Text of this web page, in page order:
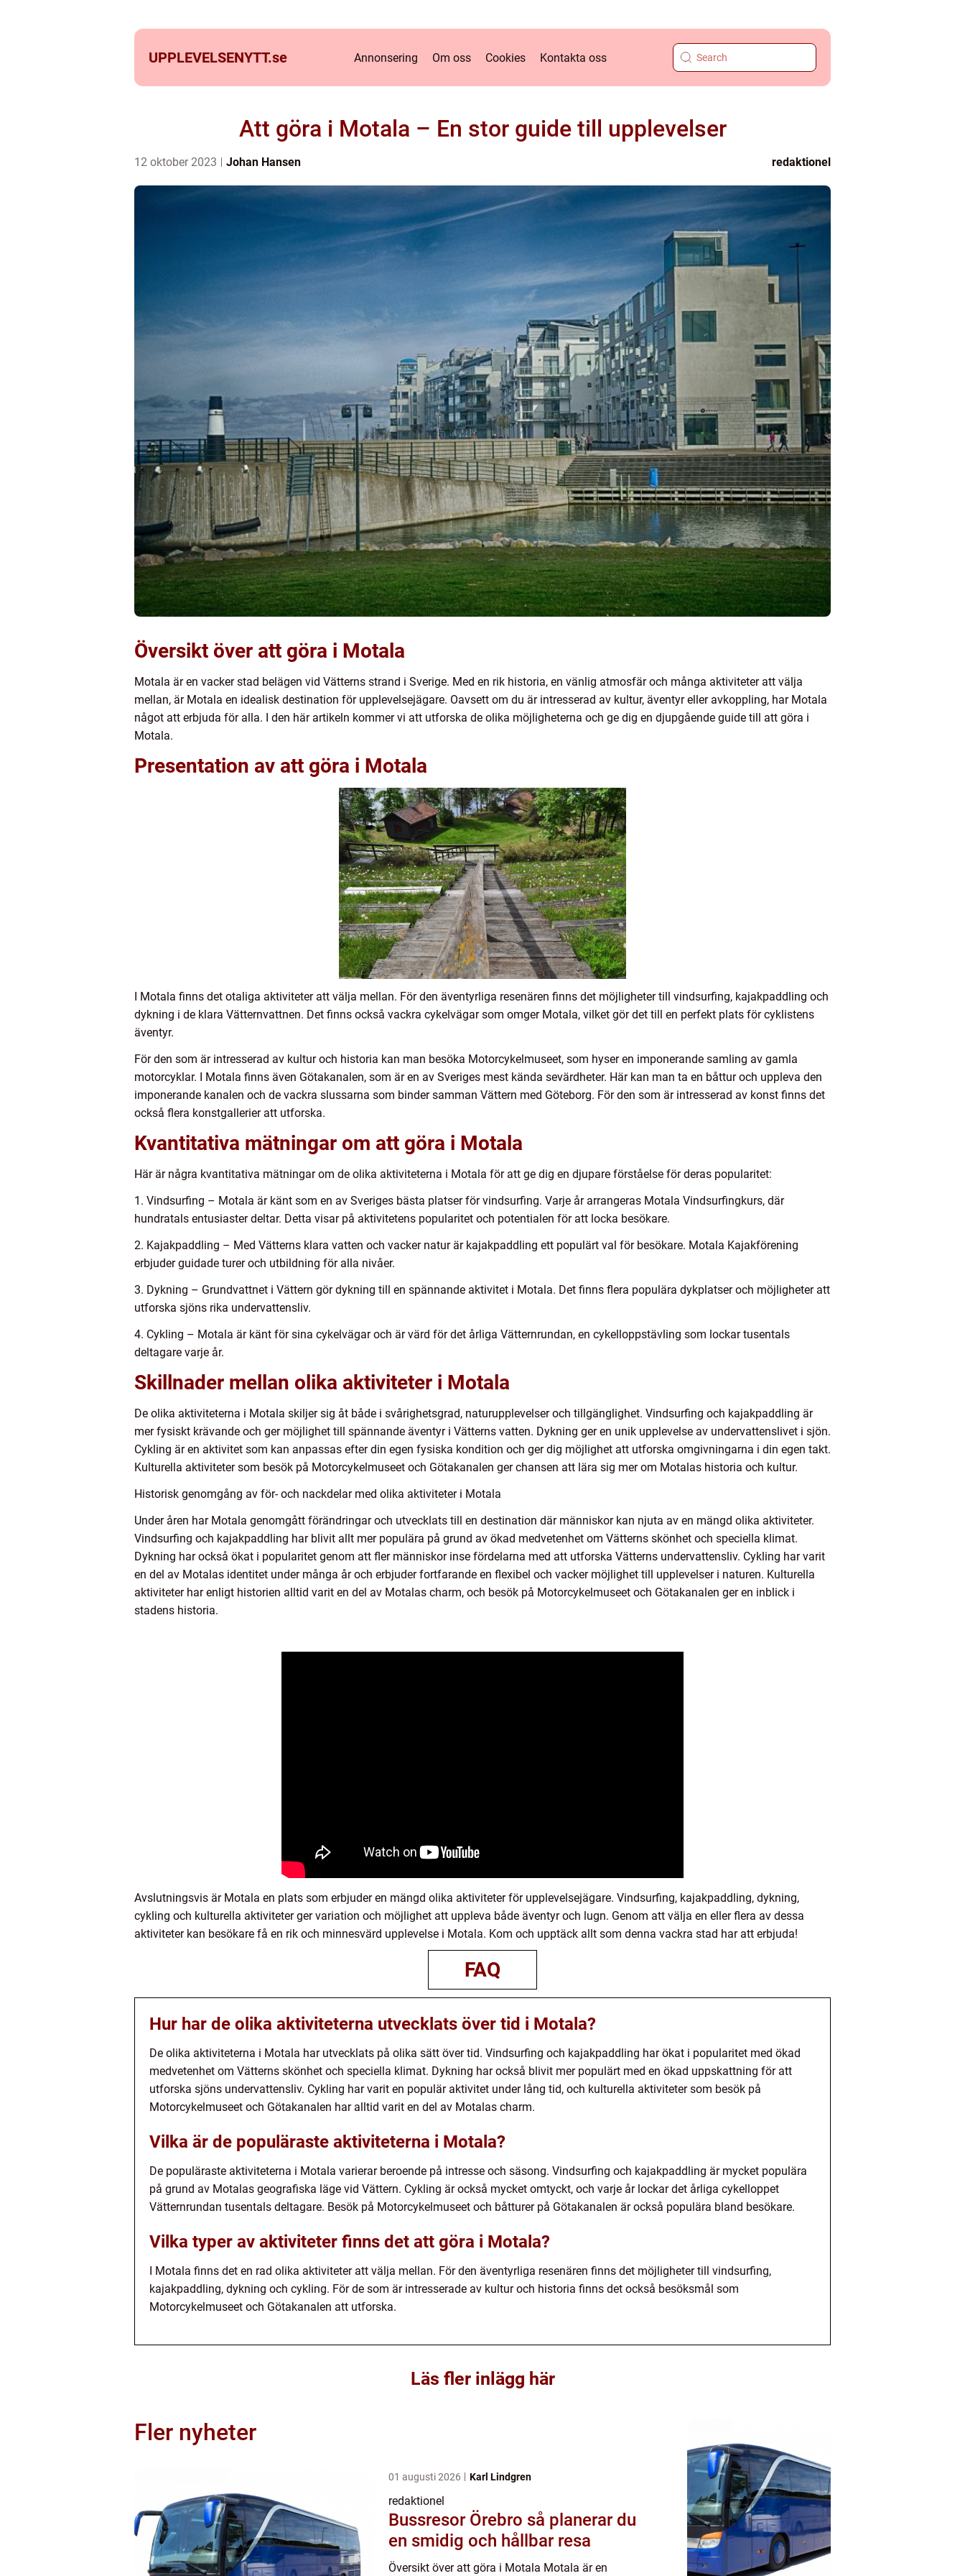
UPPLEVELSENYTT.se Annonsering Om oss Cookies Kontakta oss
Att göra i Motala – En stor guide till upplevelser
12 oktober 2023 Johan Hansen redaktionel
Översikt över att göra i Motala
Motala är en vacker stad belägen vid Vätterns strand i Sverige. Med en rik historia, en vänlig atmosfär och många aktiviteter att välja
mellan, är Motala en idealisk destination för upplevelsejägare. Oavsett om du är intresserad av kultur, äventyr eller avkoppling, har Motala
något att erbjuda för alla. I den här artikeln kommer vi att utforska de olika möjligheterna och ge dig en djupgående guide till att göra i
Motala.
Presentation av att göra i Motala
I Motala finns det otaliga aktiviteter att välja mellan. För den äventyrliga resenären finns det möjligheter till vindsurfing, kajakpaddling och
dykning i de klara Vätternvattnen. Det finns också vackra cykelvägar som omger Motala, vilket gör det till en perfekt plats för cyklistens
äventyr.
För den som är intresserad av kultur och historia kan man besöka Motorcykelmuseet, som hyser en imponerande samling av gamla
motorcyklar. I Motala finns även Götakanalen, som är en av Sveriges mest kända sevärdheter. Här kan man ta en båttur och uppleva den
imponerande kanalen och de vackra slussarna som binder samman Vättern med Göteborg. För den som är intresserad av konst finns det
också flera konstgallerier att utforska.
Kvantitativa mätningar om att göra i Motala
Här är några kvantitativa mätningar om de olika aktiviteterna i Motala för att ge dig en djupare förståelse för deras popularitet:
1. Vindsurfing – Motala är känt som en av Sveriges bästa platser för vindsurfing. Varje år arrangeras Motala Vindsurfingkurs, där
hundratals entusiaster deltar. Detta visar på aktivitetens popularitet och potentialen för att locka besökare.
2. Kajakpaddling – Med Vätterns klara vatten och vacker natur är kajakpaddling ett populärt val för besökare. Motala Kajakförening
erbjuder guidade turer och utbildning för alla nivåer.
3. Dykning – Grundvattnet i Vättern gör dykning till en spännande aktivitet i Motala. Det finns flera populära dykplatser och möjligheter att
utforska sjöns rika undervattensliv.
4. Cykling – Motala är känt för sina cykelvägar och är värd för det årliga Vätternrundan, en cykelloppstävling som lockar tusentals
deltagare varje år.
Skillnader mellan olika aktiviteter i Motala
De olika aktiviteterna i Motala skiljer sig åt både i svårighetsgrad, naturupplevelser och tillgänglighet. Vindsurfing och kajakpaddling är
mer fysiskt krävande och ger möjlighet till spännande äventyr i Vätterns vatten. Dykning ger en unik upplevelse av undervattenslivet i sjön.
Cykling är en aktivitet som kan anpassas efter din egen fysiska kondition och ger dig möjlighet att utforska omgivningarna i din egen takt.
Kulturella aktiviteter som besök på Motorcykelmuseet och Götakanalen ger chansen att lära sig mer om Motalas historia och kultur.
Historisk genomgång av för- och nackdelar med olika aktiviteter i Motala
Under åren har Motala genomgått förändringar och utvecklats till en destination där människor kan njuta av en mängd olika aktiviteter.
Vindsurfing och kajakpaddling har blivit allt mer populära på grund av ökad medvetenhet om Vätterns skönhet och speciella klimat.
Dykning har också ökat i popularitet genom att fler människor inse fördelarna med att utforska Vätterns undervattensliv. Cykling har varit
en del av Motalas identitet under många år och erbjuder fortfarande en flexibel och vacker möjlighet till upplevelser i naturen. Kulturella
aktiviteter har enligt historien alltid varit en del av Motalas charm, och besök på Motorcykelmuseet och Götakanalen ger en inblick i
stadens historia.
Avslutningsvis är Motala en plats som erbjuder en mängd olika aktiviteter för upplevelsejägare. Vindsurfing, kajakpaddling, dykning,
cykling och kulturella aktiviteter ger variation och möjlighet att uppleva både äventyr och lugn. Genom att välja en eller flera av dessa
aktiviteter kan besökare få en rik och minnesvärd upplevelse i Motala. Kom och upptäck allt som denna vackra stad har att erbjuda!
FAQ
Hur har de olika aktiviteterna utvecklats över tid i Motala?
De olika aktiviteterna i Motala har utvecklats på olika sätt över tid. Vindsurfing och kajakpaddling har ökat i popularitet med ökad
medvetenhet om Vätterns skönhet och speciella klimat. Dykning har också blivit mer populärt med en ökad uppskattning för att
utforska sjöns undervattensliv. Cykling har varit en populär aktivitet under lång tid, och kulturella aktiviteter som besök på
Motorcykelmuseet och Götakanalen har alltid varit en del av Motalas charm.
Vilka är de populäraste aktiviteterna i Motala?
De populäraste aktiviteterna i Motala varierar beroende på intresse och säsong. Vindsurfing och kajakpaddling är mycket populära
på grund av Motalas geografiska läge vid Vättern. Cykling är också mycket omtyckt, och varje år lockar det årliga cykelloppet
Vätternrundan tusentals deltagare. Besök på Motorcykelmuseet och båtturer på Götakanalen är också populära bland besökare.
Vilka typer av aktiviteter finns det att göra i Motala?
I Motala finns det en rad olika aktiviteter att välja mellan. För den äventyrliga resenären finns det möjligheter till vindsurfing,
kajakpaddling, dykning och cykling. För de som är intresserade av kultur och historia finns det också besöksmål som
Motorcykelmuseet och Götakanalen att utforska.
Läs fler inlägg här
Fler nyheter
01 augusti 2026 Karl Lindgren
redaktionel
Bussresor Örebro så planerar du
en smidig och hållbar resa
Översikt över att göra i Motala Motala är en